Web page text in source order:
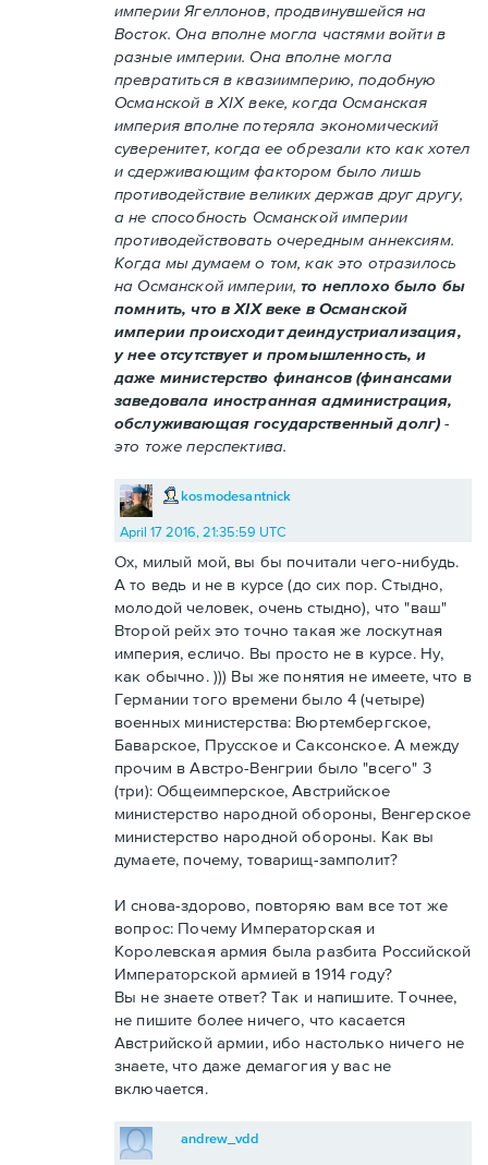
империи Ягеллонов, продвинувшейся на
Восток. Она вполне могла частями войти в
разные империи. Она вполне могла
превратиться в квазиимперию, подобную
Османской в XIX веке, когда Османская
империя вполне потеряла экономический
суверенитет, когда ее обрезали кто как хотел
и сдерживающим фактором было лишь
противодействие великих держав друг другу,
а не способность Османской империи
противодействовать очередным аннексиям.
Когда мы думаем о том, как это отразилось
на Османской империи,то неплохо было бы
помнить, что в XIX веке в Османской
империи происходит деиндустриализация,
у нее отсутствует и промышленность, и
даже министерство финансов (финансами
заведовала иностранная администрация,
обслуживающая государственный долг)-
это тоже перспектива.
kosmodesantnick
April 17 2016, 21:35:59 UTC
Ох, милый мой, вы бы почитали чего-нибудь.
А то ведь и не в курсе (до сих пор. Стыдно,
молодой человек, очень стыдно), что "ваш"
Второй рейх это точно такая же лоскутная
империя, есличо. Вы просто не в курсе. Ну,
как обычно. ))) Вы же понятия не имеете, что в
Германии того времени было 4 (четыре)
военных министерства: Вюртембергское,
Баварское, Прусское и Саксонское. А между
прочим в Австро-Венгрии было "всего" 3
(три): Общеимперское, Австрийское
министерство народной обороны, Венгерское
министерство народной обороны. Как вы
думаете, почему, товарищ-замполит?
И снова-здорово, повторяю вам все тот же
вопрос: Почему Императорская и
Королевская армия была разбита Российской
Императорской армией в 1914 году?
Вы не знаете ответ? Так и напишите. Точнее,
не пишите более ничего, что касается
Австрийской армии, ибо настолько ничего не
знаете, что даже демагогия у вас не
включается.
andrew_vdd